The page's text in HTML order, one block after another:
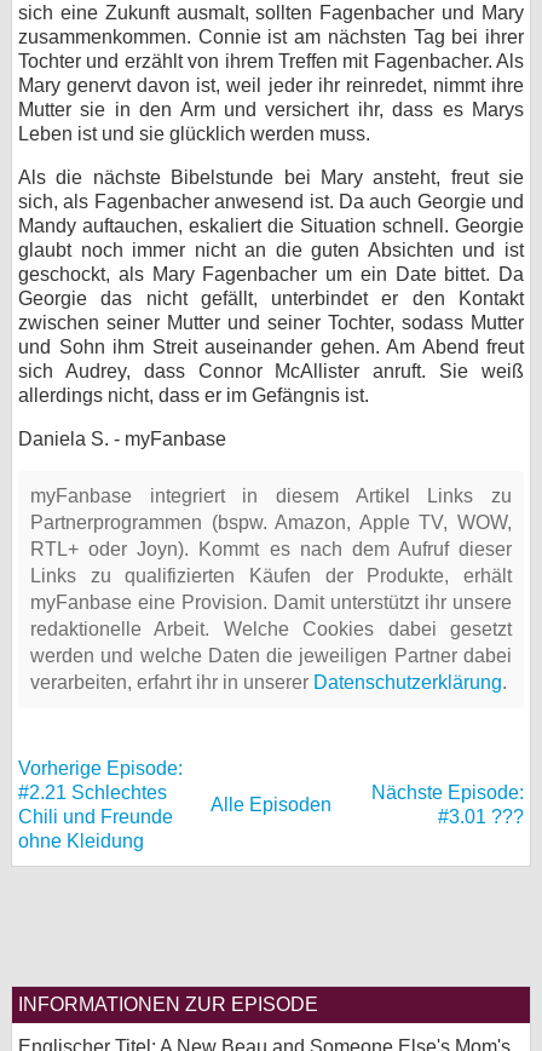
sich eine Zukunft ausmalt, sollten Fagenbacher und Mary
zusammenkommen. Connie ist am nächsten Tag bei ihrer
Tochter und erzählt von ihrem Treffen mit Fagenbacher. Als
Mary genervt davon ist, weil jeder ihr reinredet, nimmt ihre
Mutter sie in den Arm und versichert ihr, dass es Marys
Leben ist und sie glücklich werden muss.
Als die nächste Bibelstunde bei Mary ansteht, freut sie
sich, als Fagenbacher anwesend ist. Da auch Georgie und
Mandy auftauchen, eskaliert die Situation schnell. Georgie
glaubt noch immer nicht an die guten Absichten und ist
geschockt, als Mary Fagenbacher um ein Date bittet. Da
Georgie das nicht gefällt, unterbindet er den Kontakt
zwischen seiner Mutter und seiner Tochter, sodass Mutter
und Sohn ihm Streit auseinander gehen. Am Abend freut
sich Audrey, dass Connor McAllister anruft. Sie weiß
allerdings nicht, dass er im Gefängnis ist.
Daniela S. - myFanbase
myFanbase integriert in diesem Artikel Links zu
Partnerprogrammen (bspw. Amazon, Apple TV, WOW,
RTL+ oder Joyn). Kommt es nach dem Aufruf dieser
Links zu qualifizierten Käufen der Produkte, erhält
myFanbase eine Provision. Damit unterstützt ihr unsere
redaktionelle Arbeit. Welche Cookies dabei gesetzt
werden und welche Daten die jeweiligen Partner dabei
verarbeiten, erfahrt ihr in unserer Datenschutzerklärung.
Vorherige Episode:
#2.21 Schlechtes
Chili und Freunde
ohne Kleidung
Alle Episoden
Nächste Episode:
#3.01 ???
INFORMATIONEN ZUR EPISODE
Englischer Titel: A New Beau and Someone Else's Mom's